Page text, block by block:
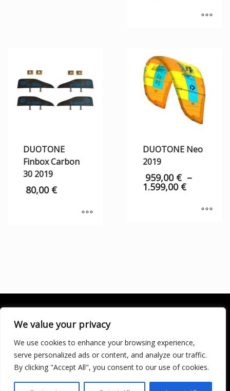
We value your privacy
We use cookies to enhance your browsing experience,
serve personalized ads or content, and analyze our traffic.
By clicking "Accept All", you consent to our use of cookies.
DUOTONE
Finbox Carbon
30 2019
80,00 €
DUOTONE Neo
2019
959,00 € –
1.599,00 €
SOCIALÍZATE
LICENCIA DE TURISMO ACTIVO AT/MA/00250 © 2016